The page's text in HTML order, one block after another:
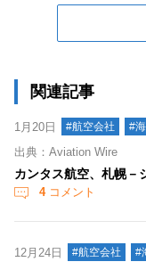
関連記事
1月20日 #航空会社 #
出典：Aviation Wire
カンタス航空、札幌
4コメント
12月24日 #航空会社 #